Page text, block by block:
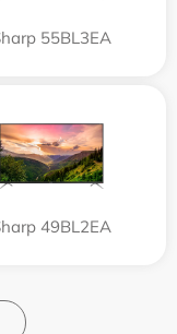
55BL3EA
49BL2EA